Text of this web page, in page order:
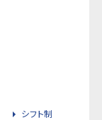
シフト制